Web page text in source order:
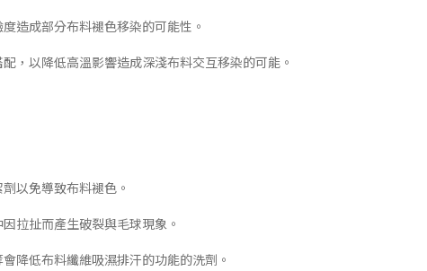
造成部分布料褪色移染的可能性。
，以降低高溫影響造成深淺布料交互移染的可能。
以免導致布料褪色。
拉扯而產生破裂與毛球現象。
降低布料纖維吸濕排汗的功能的洗劑。